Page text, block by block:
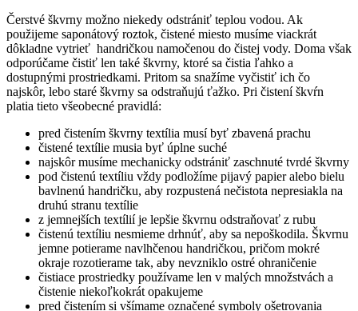
Čerstvé škvrny možno niekedy odstrániť teplou vodou. Ak
použijeme saponátový roztok, čistené miesto musíme viackrát
dôkladne vytrieť handričkou namočenou do čistej vody. Doma však
odporúčame čistiť len také škvrny, ktoré sa čistia ľahko a
dostupnými prostriedkami. Pritom sa snažíme vyčistiť ich čo
najskôr, lebo staré škvrny sa odstraňujú ťažko. Pri čistení škvŕn
platia tieto všeobecné pravidlá:
pred čistením škvrny textília musí byť zbavená prachu
čistené textílie musia byť úplne suché
najskôr musíme mechanicky odstrániť zaschnuté tvrdé škvrny
pod čistenú textíliu vždy podložíme pijavý papier alebo bielu
bavlnenú handričku, aby rozpustená nečistota nepresiakla na
druhú stranu textílie
z jemnejších textílií je lepšie škvrnu odstraňovať z rubu
čistenú textíliu nesmieme drhnúť, aby sa nepoškodila. Škvrnu
jemne potierame navlhčenou handričkou, pričom mokré
okraje rozotierame tak, aby nevzniklo ostré ohraničenie
čistiace prostriedky používame len v malých množstvách a
čistenie niekoľkokrát opakujeme
pred čistením si všímame označené symboly ošetrovania